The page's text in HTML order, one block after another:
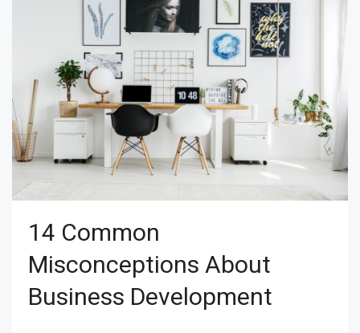
14 Common
Misconceptions About
Business Development